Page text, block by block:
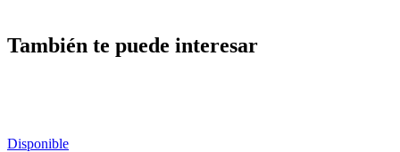
También te puede interesar
Disponible